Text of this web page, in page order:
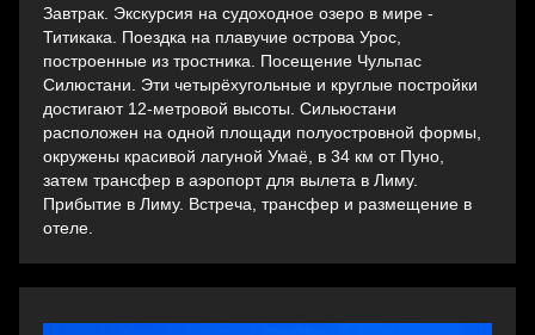
Завтрак. Экскурсия на судоходное озеро в мире -
Титикака. Поездка на плавучие острова Урос,
построенные из тростника. Посещение Чульпас
Силюстани. Эти четырёхугольные и круглые постройки
достигают 12-метровой высоты. Сильюстани
расположен на одной площади полуостровной формы,
окружены красивой лагуной Умаё, в 34 км от Пуно,
затем трансфер в аэропорт для вылета в Лиму.
Прибытие в Лиму. Встреча, трансфер и pазмещение в
отеле.